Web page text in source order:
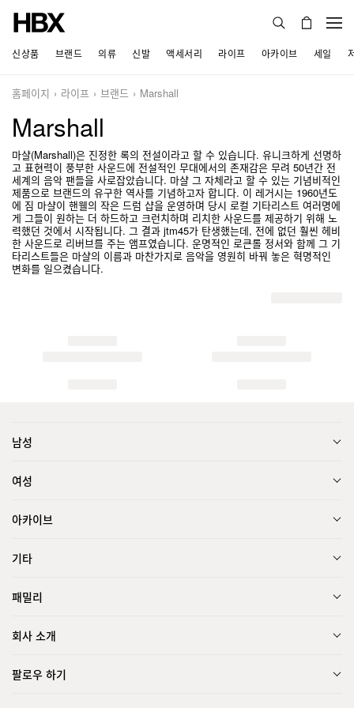
신상품 브랜드 의류 신발 액세서리 라이프 아카이브 세일
홈페이지 라이프 브랜드 Marshall
Marshall
마샬(Marshall)은 진정한 록의 전설이라고 할 수 있습니다. 유니크하게 선명하
고 표현력이 풍부한 사운드에 전설적인 무대에서의 존재감은 무려 50년간 전
세계의 음악 팬들을 사로잡았습니다. 마샬 그 자체라고 할 수 있는 기념비적인
제품으로 브랜드의 유구한 역사를 기념하고자 합니다. 이 레거시는 1960년도
에 짐 마샬이 핸웰의 작은 드럼 샵을 운영하며 당시 로컬 기타리스트 여러명에
게 그들이 원하는 더 하드하고 크런치하며 리치한 사운드를 제공하기 위해 노
력했던 것에서 시작됩니다. 그 결과 jtm45가 탄생했는데, 전에 없던 훨씬 헤비
한 사운드로 리버브를 주는 앰프였습니다. 운명적인 로큰롤 정서와 함께 그 기
타리스트들은 마샬의 이름과 마찬가지로 음악을 영원히 바꿔 놓은 혁명적인
변화를 일으켰습니다.
남성
여성
아카이브
기타
패밀리
회사 소개
팔로우 하기